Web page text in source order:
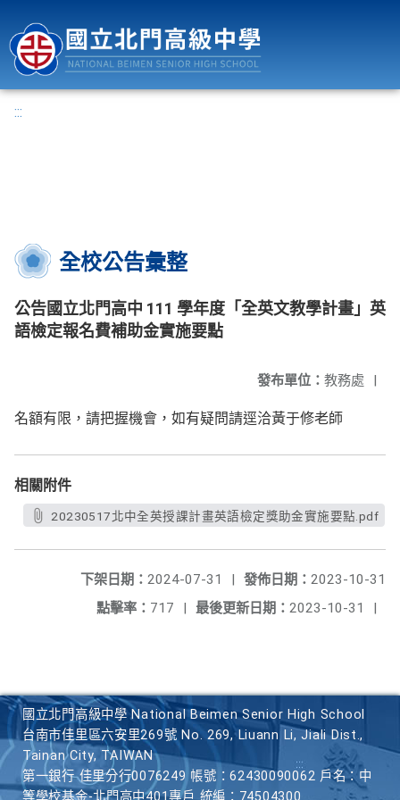
:::
全校公告彙整
公告國立北門高中 111 學年度「全英文教學計畫」英
語檢定報名費補助金實施要點
發布單位： 教務處 |
名額有限，請把握機會，如有疑問請逕洽黃于修老師
相關附件
20230517北中全英授課計畫英語檢定獎助金實施要點.pdf
發佈日期： 2023-10-31
下架日期： 2024-07-31
|
最後更新日期： 2023-10-31 |
點擊率： 717 |
國立北門高級中學 National Beimen Senior High School
台南市佳里區六安里269號 No. 269, Liuann Li, Jiali Dist.,
Tainan City, TAIWAN
第一銀行 佳里分行0076249 帳號：62430090062 戶名：中
等學校基金-北門高中401專戶 統編：74504300